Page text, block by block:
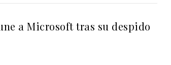
a Microsoft tras su despido